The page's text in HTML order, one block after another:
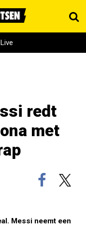
Live
redt
met
Messi neemt een